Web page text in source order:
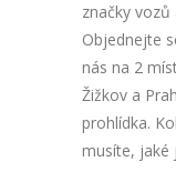
značky vozů
Objednejte
nás na 2
Žižkov a
prohlídka.
musíte, jaké